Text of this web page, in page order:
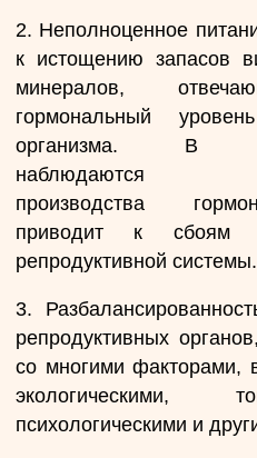
2. Неполноценное
к истощению запасов
минералов,
гормональный
организма. В
наблюдаются
производства
приводит к сбоям
репродуктивной системы.
3.
репродуктивных
со многими факторами,
экологическими,
психологическими и